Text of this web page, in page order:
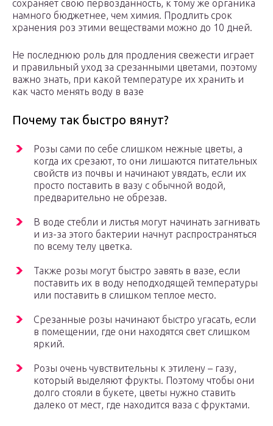
сохраняет свою первозданность, к тому же органика
намного бюджетнее, чем химия. Продлить срок
хранения роз этими веществами можно до 10 дней.
Не последнюю роль для продления свежести играет
и правильный уход за срезанными цветами, поэтому
важно знать, при какой температуре их хранить и
как часто менять воду в вазе
Почему так быстро вянут?
Розы сами по себе слишком нежные цветы, а
когда их срезают, то они лишаются питательных
свойств из почвы и начинают увядать, если их
просто поставить в вазу с обычной водой,
предварительно не обрезав.
В воде стебли и листья могут начинать загнивать
и из-за этого бактерии начнут распространяться
по всему телу цветка.
Также розы могут быстро завять в вазе, если
поставить их в воду неподходящей температуры
или поставить в слишком теплое место.
Срезанные розы начинают быстро угасать, если
в помещении, где они находятся свет слишком
яркий.
Розы очень чувствительны к этилену – газу,
который выделяют фрукты. Поэтому чтобы они
долго стояли в букете, цветы нужно ставить
далеко от мест, где находится ваза с фруктами.